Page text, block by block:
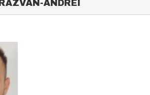
RĂZVAN-ANDREI